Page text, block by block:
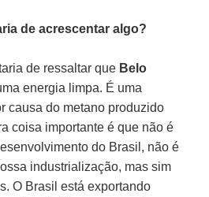
de acrescentar algo?
de ressaltar que Belo
energia limpa. É uma
causa do metano produzido
coisa importante é que não é
do Brasil, não é
industrialização, mas sim
O Brasil está exportando